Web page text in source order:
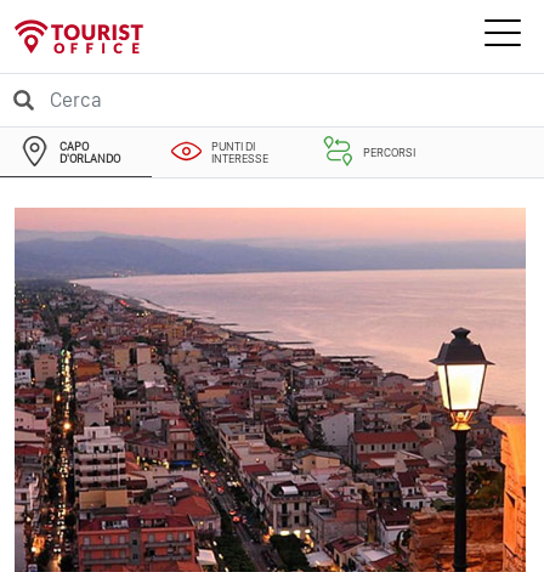
CAPO
D'ORLANDO
PUNTI DI
INTERESSE
PERCORSI